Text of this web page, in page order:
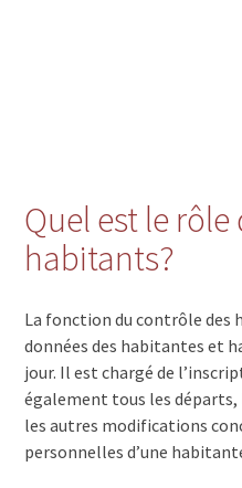
Quel est le
habitants?
La fonction du contrôle des
données des habitantes et
jour. Il est chargé de
également tous les départs,
les autres modifications
personnelles d’une